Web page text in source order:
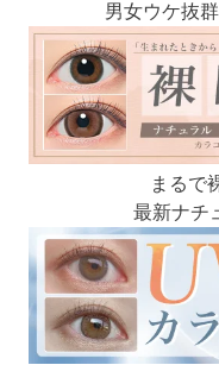
男女ウケ抜群
まるで
最新ナチ